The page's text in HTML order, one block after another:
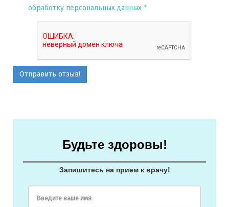
обработку персональных данных *
Отправить отзыв!
Будьте здоровы!
Запишитесь на прием к врачу!
Введите ваше имя